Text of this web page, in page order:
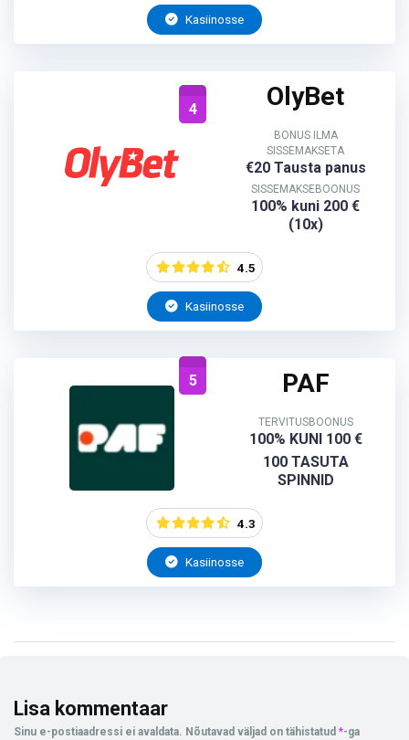
Kasiinosse
4 OlyBet
BONUS ILMA
SISSEMAKSETA
€20 Tausta panus
SISSEMAKSEBOONUS
100% kuni 200 €
(10x)
4.5
Kasiinosse
5 PAF
TERVITUSBOONUS
100% KUNI 100 €
100 TASUTA
SPINNID
4.3
Kasiinosse
Lisa kommentaar
Sinu e-postiaadressi ei avaldata. Nõutavad väljad on tähistatud *-ga